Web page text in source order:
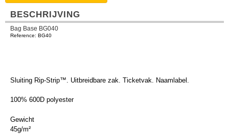
BESCHRIJVING
Bag Base BG040
Reference: BG40
Sluiting Rip-Strip™. Uitbreidbare zak. Ticketvak. Naamlabel.
100% 600D polyester
Gewicht
45g/m²